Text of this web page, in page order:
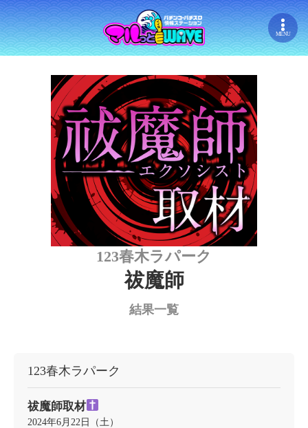
123春木ラパーク
祓魔師
結果一覧
123春木ラパーク
祓魔師取材
2024年6月22日（土）
MENU